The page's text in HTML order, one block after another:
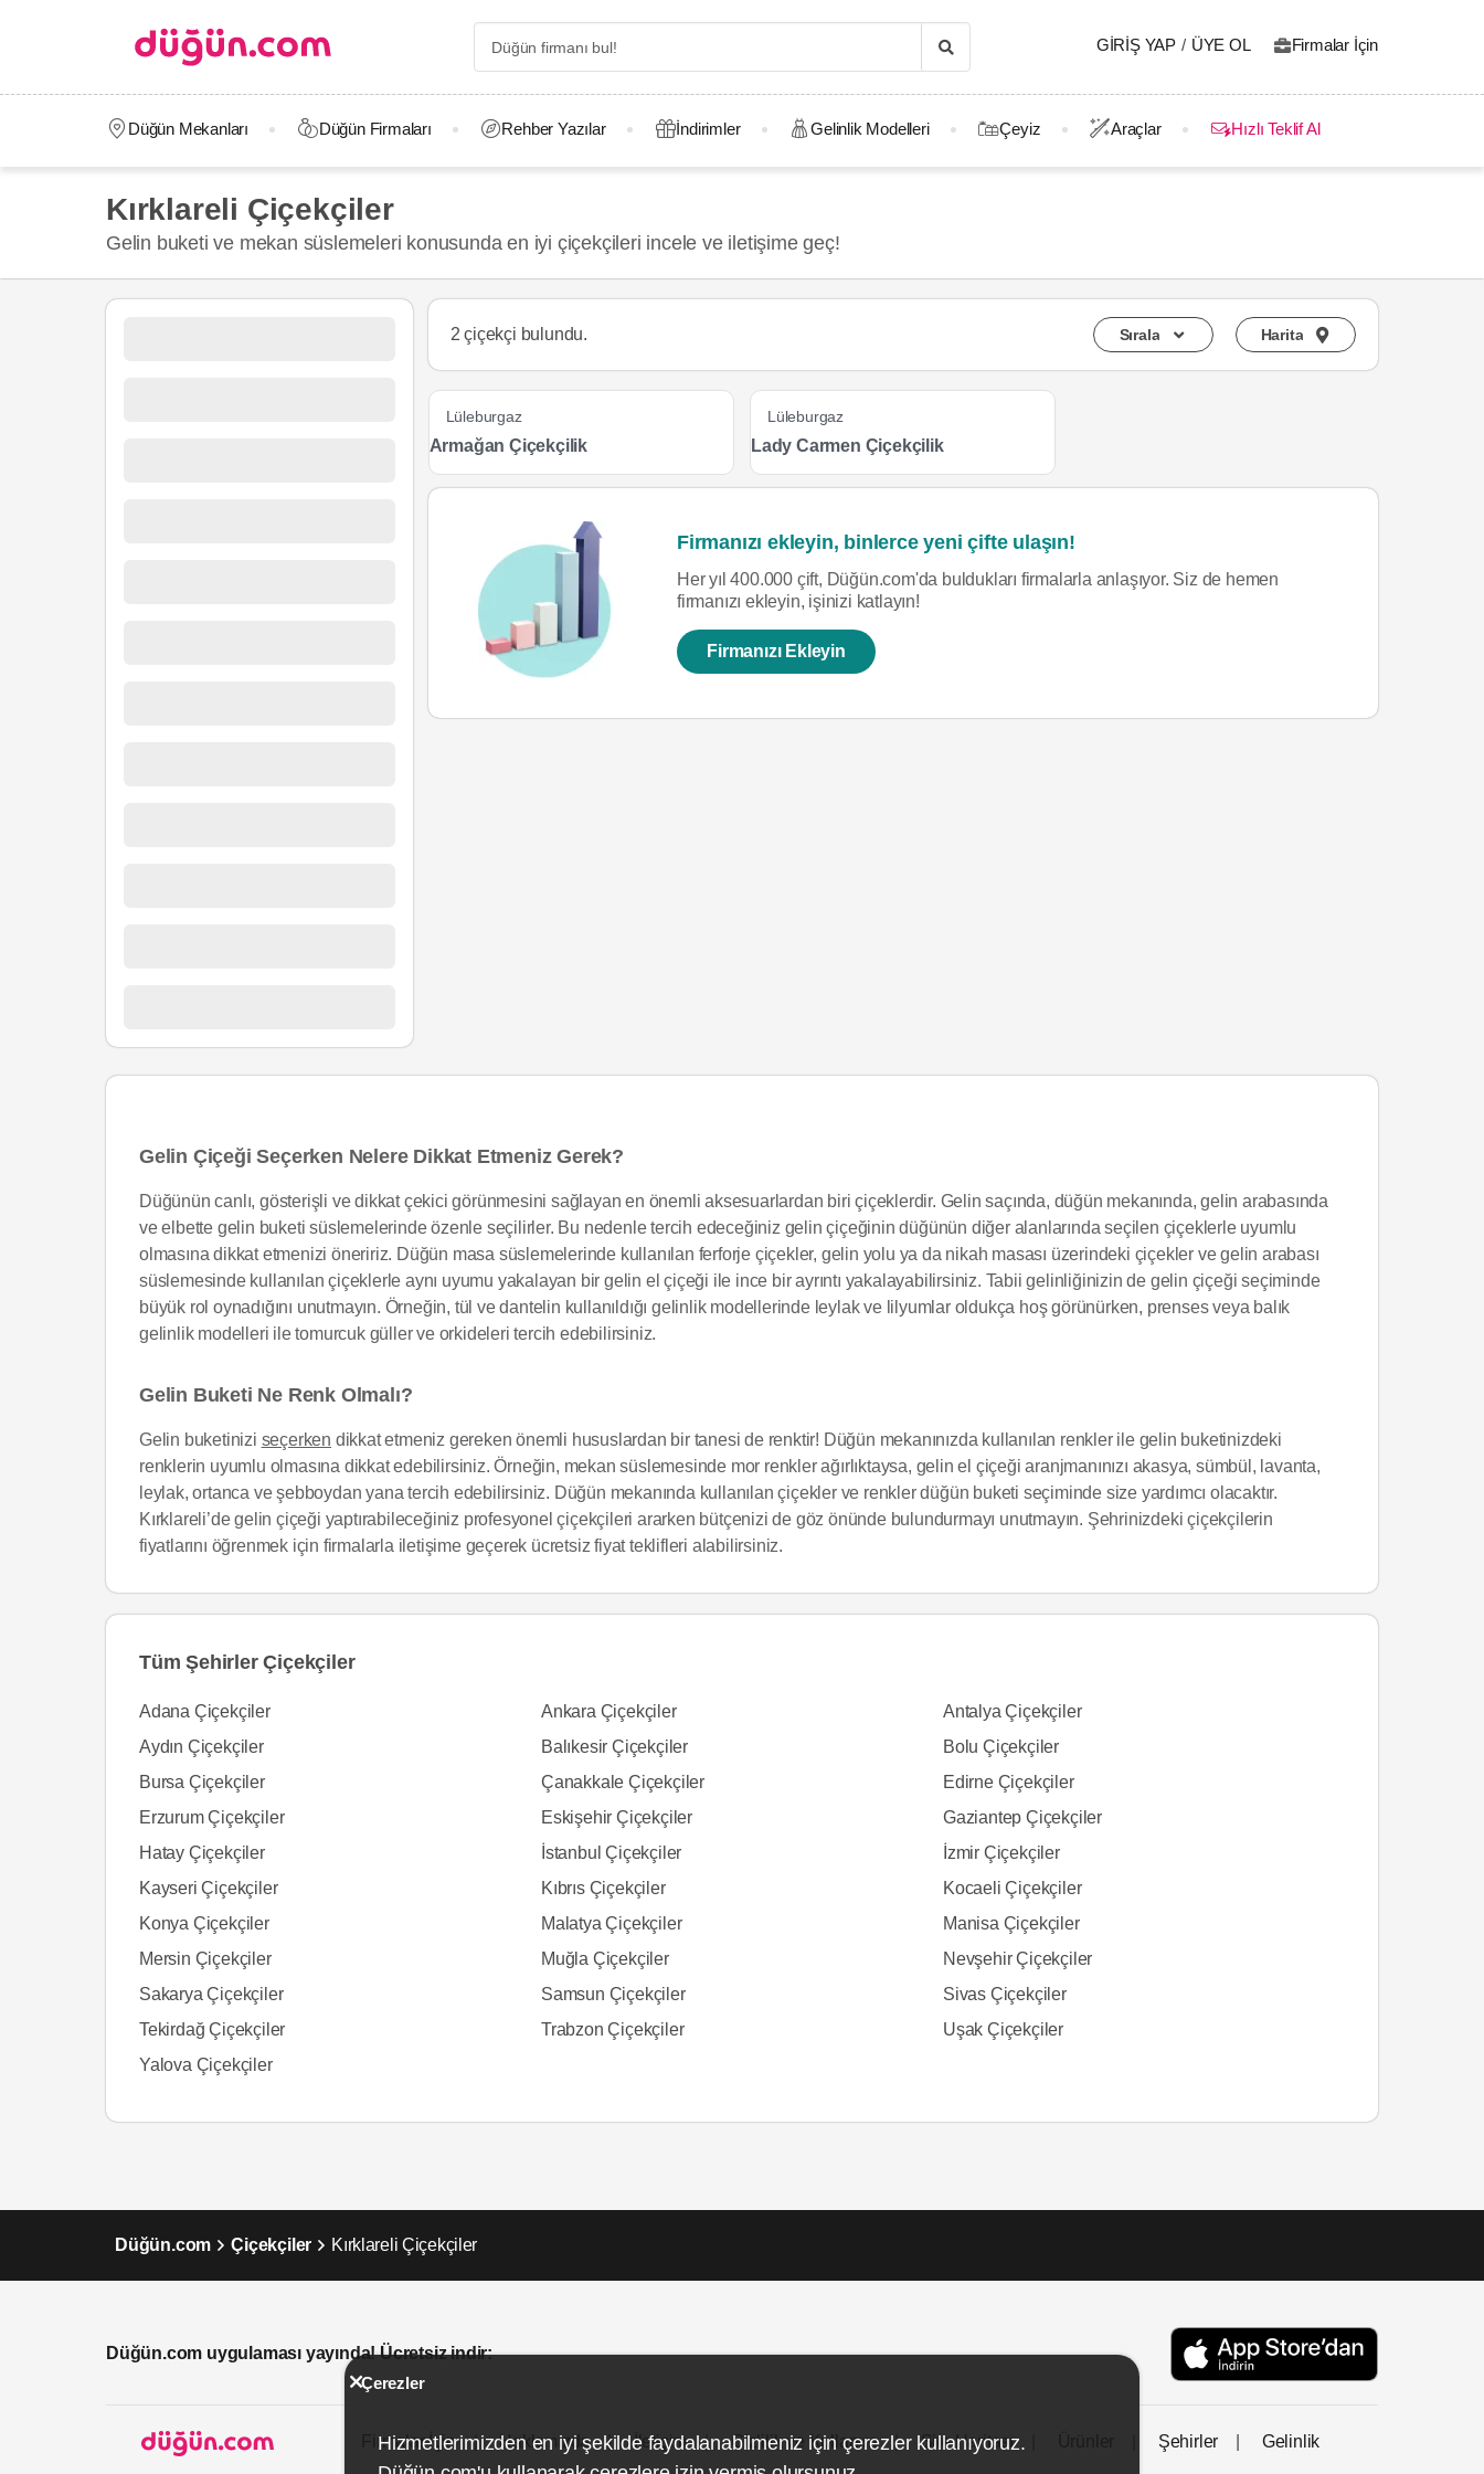
GIRIŞ YAP / ÜYE OL Firmalar İçin
Düğün Mekanları Düğün Firmaları Rehber Yazılar İndirimler Gelinlik Modelleri Çeyiz Araçlar Hızlı Teklif Al
Kırklareli Çiçekçiler
Gelin buketi ve mekan süslemeleri konusunda en iyi çiçekçileri incele ve iletişime geç!
2 çiçekçi bulundu. Sırala Harita
Lüleburgaz
Armağan Çiçekçilik
Lüleburgaz
Lady Carmen Çiçekçilik
Firmanızı ekleyin, binlerce yeni çifte ulaşın!
Her yıl 400.000 çift, Düğün.com'da buldukları firmalarla anlaşıyor. Siz de hemen
firmanızı ekleyin, işinizi katlayın!
Firmanızı Ekleyin
Gelin Çiçeği Seçerken Nelere Dikkat Etmeniz Gerek?
Düğünün canlı, gösterişli ve dikkat çekici görünmesini sağlayan en önemli aksesuarlardan biri çiçeklerdir. Gelin saçında, düğün mekanında, gelin arabasında
ve elbette gelin buketi süslemelerinde özenle seçilirler. Bu nedenle tercih edeceğiniz gelin çiçeğinin düğünün diğer alanlarında seçilen çiçeklerle uyumlu
olmasına dikkat etmenizi öneririz. Düğün masa süslemelerinde kullanılan ferforje çiçekler, gelin yolu ya da nikah masası üzerindeki çiçekler ve gelin arabası
süslemesinde kullanılan çiçeklerle aynı uyumu yakalayan bir gelin el çiçeği ile ince bir ayrıntı yakalayabilirsiniz. Tabii gelinliğinizin de gelin çiçeği seçiminde
büyük rol oynadığını unutmayın. Örneğin, tül ve dantelin kullanıldığı gelinlik modellerinde leylak ve lilyumlar oldukça hoş görünürken, prenses veya balık
gelinlik modelleri ile tomurcuk güller ve orkideleri tercih edebilirsiniz.
Gelin Buketi Ne Renk Olmalı?
Gelin buketinizi seçerken dikkat etmeniz gereken önemli hususlardan bir tanesi de renktir! Düğün mekanınızda kullanılan renkler ile gelin buketinizdeki
renklerin uyumlu olmasına dikkat edebilirsiniz. Örneğin, mekan süslemesinde mor renkler ağırlıktaysa, gelin el çiçeği aranjmanınızı akasya, sümbül, lavanta,
leylak, ortanca ve şebboydan yana tercih edebilirsiniz. Düğün mekanında kullanılan çiçekler ve renkler düğün buketi seçiminde size yardımcı olacaktır.
Kırklareli’de gelin çiçeği yaptırabileceğiniz profesyonel çiçekçileri ararken bütçenizi de göz önünde bulundurmayı unutmayın. Şehrinizdeki çiçekçilerin
fiyatlarını öğrenmek için firmalarla iletişime geçerek ücretsiz fiyat teklifleri alabilirsiniz.
Tüm Şehirler Çiçekçiler
Adana Çiçekçiler Ankara Çiçekçiler
Antalya Çiçekçiler
Aydın Çiçekçiler
Balıkesir Çiçekçiler
Bolu Çiçekçiler
Bursa Çiçekçiler
Çanakkale Çiçekçiler
Edirne Çiçekçiler
Erzurum Çiçekçiler
Eskişehir Çiçekçiler
Gaziantep Çiçekçiler
Hatay Çiçekçiler
İstanbul Çiçekçiler
İzmir Çiçekçiler
Kayseri Çiçekçiler
Kıbrıs Çiçekçiler
Kocaeli Çiçekçiler
Konya Çiçekçiler
Malatya Çiçekçiler
Manisa Çiçekçiler
Mersin Çiçekçiler
Muğla Çiçekçiler
Nevşehir Çiçekçiler
Sakarya Çiçekçiler
Samsun Çiçekçiler
Sivas Çiçekçiler
Tekirdağ Çiçekçiler
Trabzon Çiçekçiler
Uşak Çiçekçiler
Yalova Çiçekçiler
Düğün.com Çiçekçiler Kırklareli Çiçekçiler
Düğün.com uygulaması yayında! Ücretsiz indir:
Firmalar İçin Hakkımızda İletişim Gizlilik ve Kullanım Site Haritası Şehirler Gelinlik
Çerezler
Hizmetlerimizden en iyi şekilde faydalanabilmeniz için çerezler kullanıyoruz.